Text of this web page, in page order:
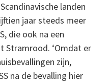
landen
jaar steeds meer
die ook na een
Stramrood. ‘Omdat er
zijn,
na de bevalling hier